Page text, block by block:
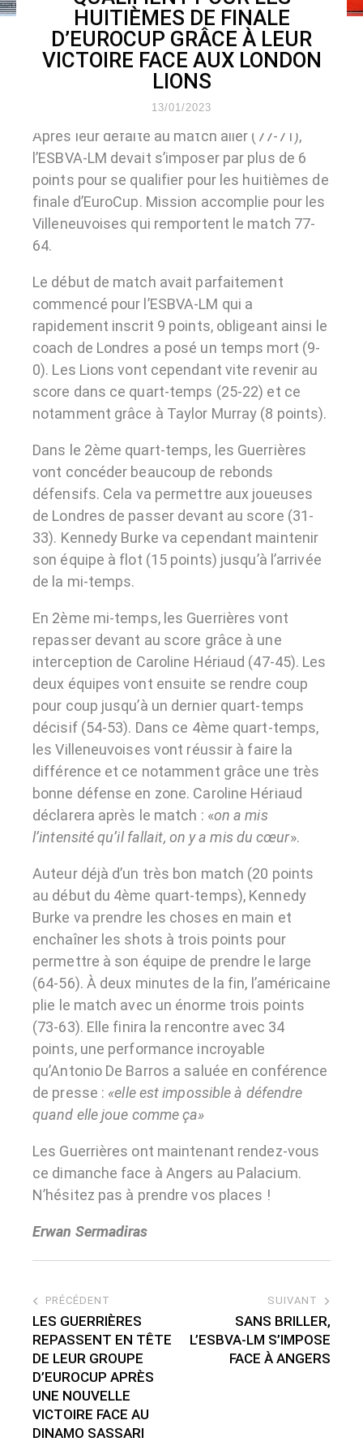
HUITIÈMES DE FINALE
D’EUROCUP GRÂCE À LEUR
VICTOIRE FACE AUX LONDON
LIONS
13/01/2023
Après leur défaite au match aller (77-71),
l’ESBVA-LM devait s’imposer par plus de 6
points pour se qualifier pour les huitièmes de
finale d’EuroCup. Mission accomplie pour les
Villeneuvoises qui remportent le match 77-
64.
Le début de match avait parfaitement
commencé pour l’ESBVA-LM qui a
rapidement inscrit 9 points, obligeant ainsi le
coach de Londres a posé un temps mort (9-
0). Les Lions vont cependant vite revenir au
score dans ce quart-temps (25-22) et ce
notamment grâce à Taylor Murray (8 points).
Dans le 2ème quart-temps, les Guerrières
vont concéder beaucoup de rebonds
défensifs. Cela va permettre aux joueuses
de Londres de passer devant au score (31-
33). Kennedy Burke va cependant maintenir
son équipe à flot (15 points) jusqu’à l’arrivée
de la mi-temps.
En 2ème mi-temps, les Guerrières vont
repasser devant au score grâce à une
interception de Caroline Hériaud (47-45). Les
deux équipes vont ensuite se rendre coup
pour coup jusqu’à un dernier quart-temps
décisif (54-53). Dans ce 4ème quart-temps,
les Villeneuvoises vont réussir à faire la
différence et ce notamment grâce une très
bonne défense en zone. Caroline Hériaud
déclarera après le match : «on a mis
l’intensité qu’il fallait, on y a mis du cœur».
Auteur déjà d’un très bon match (20 points
au début du 4ème quart-temps), Kennedy
Burke va prendre les choses en main et
enchaîner les shots à trois points pour
permettre à son équipe de prendre le large
(64-56). À deux minutes de la fin, l’américaine
plie le match avec un énorme trois points
(73-63). Elle finira la rencontre avec 34
points, une performance incroyable
qu’Antonio De Barros a saluée en conférence
de presse : «elle est impossible à défendre
quand elle joue comme ça»
Les Guerrières ont maintenant rendez-vous
ce dimanche face à Angers au Palacium.
N’hésitez pas à prendre vos places !
Erwan Sermadiras
PRÉCÉDENT
LES GUERRIÈRES
REPASSENT EN TÊTE
DE LEUR GROUPE
D’EUROCUP APRÈS
UNE NOUVELLE
VICTOIRE FACE AU
DINAMO SASSARI
SUIVANT
SANS BRILLER,
L’ESBVA-LM S’IMPOSE
FACE À ANGERS